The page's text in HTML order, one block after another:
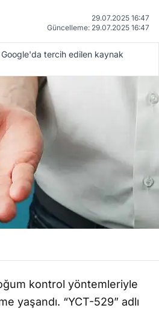
29.07.2025 16:47
Güncelleme: 29.07.2025 16:47
Google'da tercih edilen kaynak
kontrol yöntemleriyle
yaşandı. “YCT-529” adlı